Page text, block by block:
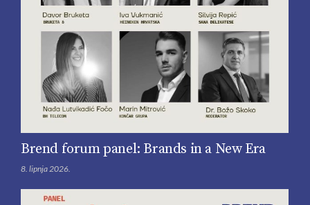
Brend forum panel: Brands in a New Era
8. lipnja 2026.